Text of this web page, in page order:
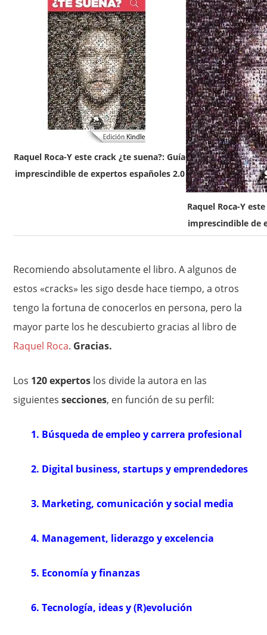
Raquel Roca-Y este crack ¿te suena?: Guía
imprescindible de expertos españoles 2.0
Raquel Roca-Y
imprescindible de
Recomiendo absolutamente el libro. A algunos de
estos «cracks» les sigo desde hace tiempo, a otros
tengo la fortuna de conocerlos en persona, pero la
mayor parte los he descubierto gracias al libro de
Raquel Roca. Gracias.
Los 120 expertos los divide la autora en las
siguientessecciones, en función de su perfil:
1. Búsqueda de empleo y carrera profesional
2. Digital business, startups y emprendedores
3. Marketing, comunicación y social media
4. Management, liderazgo y excelencia
5. Economía y finanzas
6. Tecnología, ideas y (R)evolución